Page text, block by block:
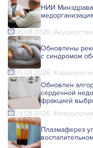
НИИ
06.08.2026
Обновлены
с синдромом
05.08.2026
Обновлен
сердечной
фракцией
03.08.2026 Неврология
Плазмаферез